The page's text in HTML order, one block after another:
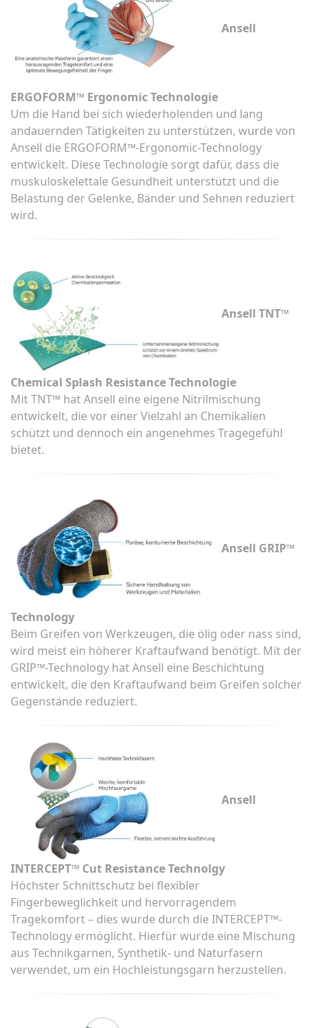
Ansell
ERGOFORM™ Ergonomic Technologie
Um die Hand bei sich wiederholenden und lang
andauernden Tätigkeiten zu unterstützen, wurde von
Ansell die ERGOFORM™-Ergonomic-Technology
entwickelt. Diese Technologie sorgt dafür, dass die
muskuloskelettale Gesundheit unterstützt und die
Belastung der Gelenke, Bänder und Sehnen reduziert
wird.
Ansell TNT™
Chemical Splash Resistance Technologie
Mit TNT™ hat Ansell eine eigene Nitrilmischung
entwickelt, die vor einer Vielzahl an Chemikalien
schützt und dennoch ein angenehmes Tragegefühl
bietet.
Ansell GRIP™
Technology
Beim Greifen von Werkzeugen, die ölig oder nass sind,
wird meist ein höherer Kraftaufwand benötigt. Mit der
GRIP™-Technology hat Ansell eine Beschichtung
entwickelt, die den Kraftaufwand beim Greifen solcher
Gegenstände reduziert.
Ansell
INTERCEPT™ Cut Resistance Technolgy
Höchster Schnittschutz bei flexibler
Fingerbeweglichkeit und hervorragendem
Tragekomfort – dies wurde durch die INTERCEPT™-
Technology ermöglicht. Hierfür wurde eine Mischung
aus Technikgarnen, Synthetik- und Naturfasern
verwendet, um ein Hochleistungsgarn herzustellen.